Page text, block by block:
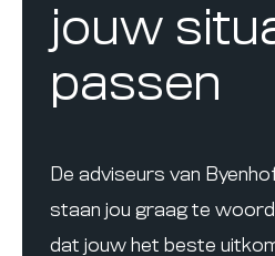
jouw
passen
De adviseurs van
staan jou graag te
dat jouw het beste